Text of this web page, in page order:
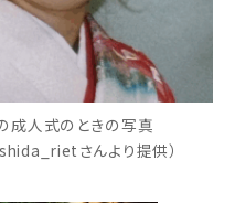
成人式のときの写真
さんより提供）